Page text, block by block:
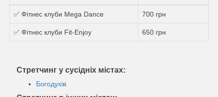
✅ Фітнес клуби Mega Dance 700 грн
✅ Фітнес клуби Fit-Enjoy 650 грн
Стретчинг у сусідніх містах:
Богодухів